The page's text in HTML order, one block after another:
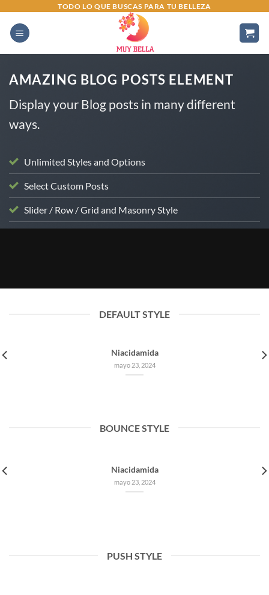
contenido
TODO LO QUE BUSCAS PARA TU BELLEZA
AMAZING BLOG POSTS ELEMENT
Display your Blog posts in many different
ways.
Unlimited Styles and Options
Select Custom Posts
Slider / Row / Grid and Masonry Style
DEFAULT STYLE
Niacidamida
mayo 23, 2024
BOUNCE STYLE
Niacidamida
mayo 23, 2024
PUSH STYLE
Niacidamida